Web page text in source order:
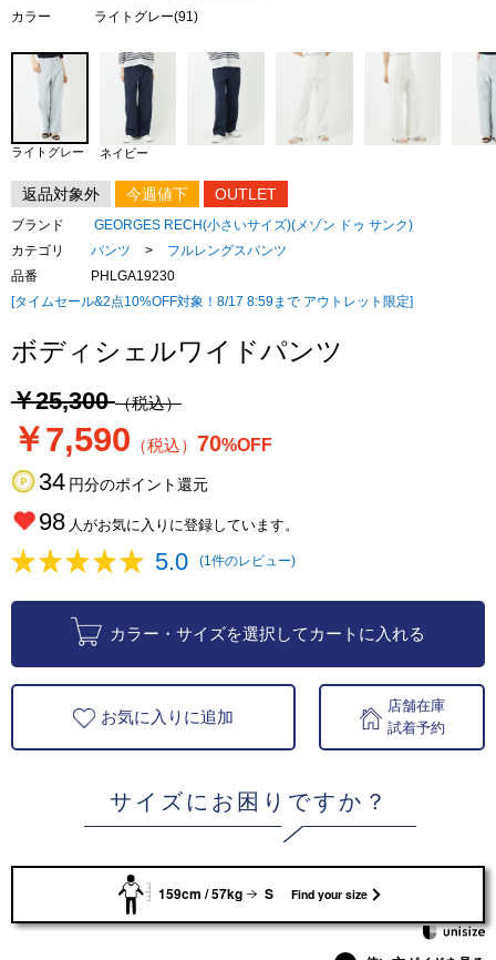
カラー ライトグレー(91)
ライトグレー ネイビー
返品対象外 今週値下 OUTLET
ブランド
GEORGES RECH(小さいサイズ)(メゾン ドゥ サンク)
カテゴリ
パンツ >
フルレングスパンツ
品番
PHLGA19230
[タイムセール&2点10%OFF対象！8/17 8:59まで アウトレット限定]
ボディシェルワイドパンツ
￥25,300（税込）
￥7,590 （税込） 70%OFF
34 円分のポイント還元
98 人がお気に入りに登録しています。
5.0 (1件のレビュー)
カラー・サイズを選択してカートに入れる
お気に入りに追加
店舗在庫
試着予約
サイズにお困りですか？
159cm / 57kg S Find your size